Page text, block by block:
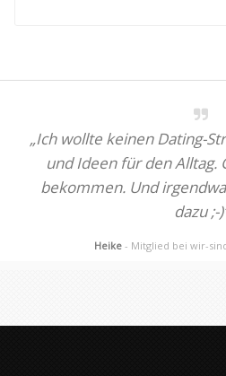
„Ich wollte keinen Dating-
und Ideen für den Alltag.
bekommen. Und
dazu ;-
Heike - Mitglied bei wir-